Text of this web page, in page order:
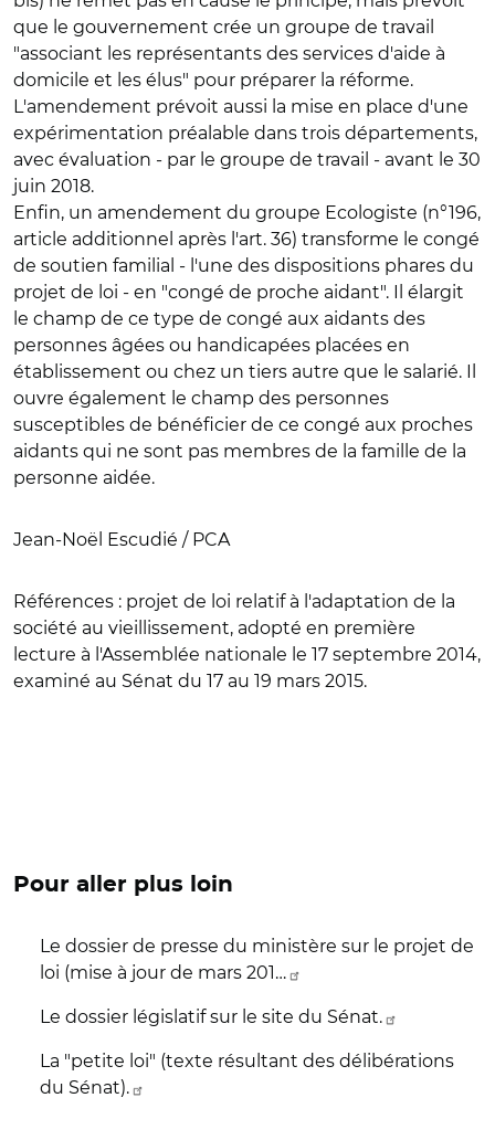
que le gouvernement crée un groupe de travail
"associant les représentants des services d'aide à
domicile et les élus" pour préparer la réforme.
L'amendement prévoit aussi la mise en place d'une
expérimentation préalable dans trois départements,
avec évaluation - par le groupe de travail - avant le 30
juin 2018.
Enfin, un amendement du groupe Ecologiste (n°196,
article additionnel après l'art. 36) transforme le congé
de soutien familial - l'une des dispositions phares du
projet de loi - en "congé de proche aidant". Il élargit
le champ de ce type de congé aux aidants des
personnes âgées ou handicapées placées en
établissement ou chez un tiers autre que le salarié. Il
ouvre également le champ des personnes
susceptibles de bénéficier de ce congé aux proches
aidants qui ne sont pas membres de la famille de la
personne aidée.
Jean-Noël Escudié / PCA
Références : projet de loi relatif à l'adaptation de la
société au vieillissement, adopté en première
lecture à l'Assemblée nationale le 17 septembre 2014,
examiné au Sénat du 17 au 19 mars 2015.
Pour aller plus loin
Le dossier de presse du ministère sur le projet de
loi (mise à jour de mars 201…
Le dossier législatif sur le site du Sénat.
La "petite loi" (texte résultant des délibérations
du Sénat).